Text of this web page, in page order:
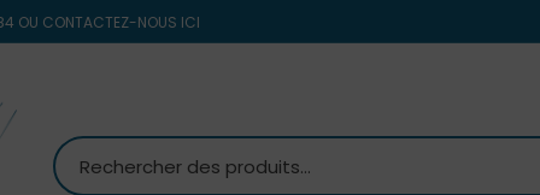
OU CONTACTEZ-NOUS ICI